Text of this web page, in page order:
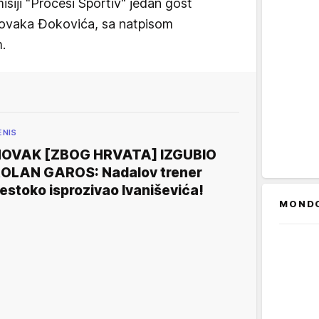
"Procesi Sportiv" jedan gost
Đokovića, sa natpisom
[ZBOG HRVATA] IZGUBIO
GAROS: Nadalov trener
isprozivao Ivaniševića!